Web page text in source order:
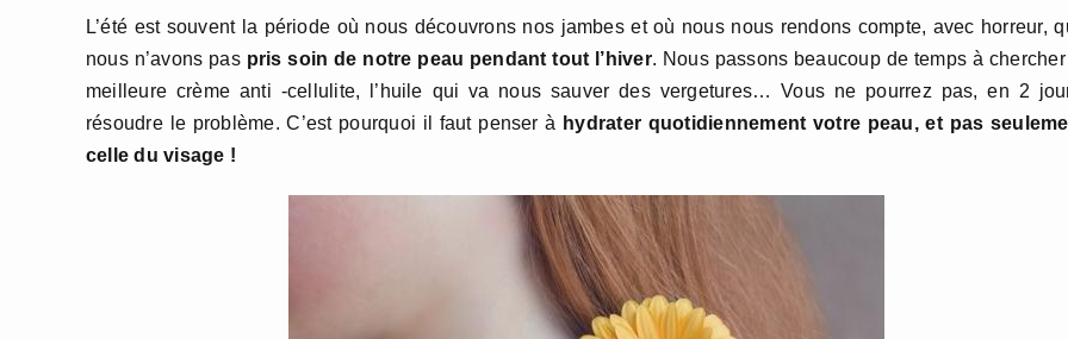
L’été est souvent la période où nous découvrons nos jambes et où nous nous rendons compte, avec horreur,
nous n’avons pas pris soin de notre peau pendant tout l’hiver. Nous passons beaucoup de temps à
meilleure crème anti -cellulite, l’huile qui va nous sauver des vergetures… Vous ne pourrez pas, en 2
résoudre le problème. C’est pourquoi il faut penser à hydrater quotidiennement votre peau, et pas
celle du visage !